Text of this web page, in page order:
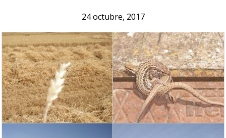
24 octubre, 2017